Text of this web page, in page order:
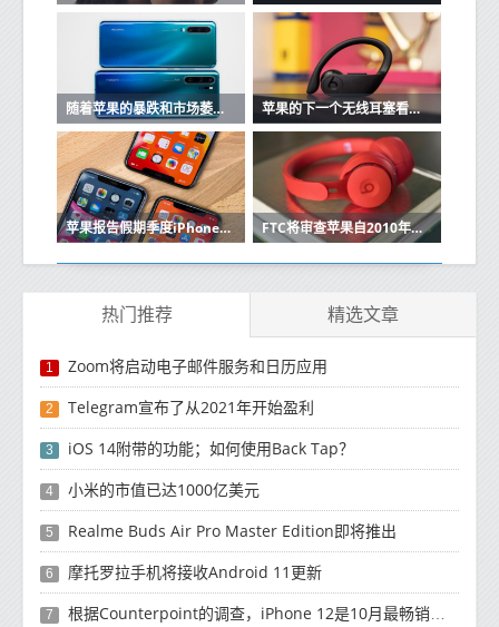
随着苹果的暴跌和市场萎缩，华为在中国保持强大 苹果的下一个无线耳塞看起来很像Beats Powerbeats Pro
苹果报告假期季度iPhone销售强劲 FTC将审查苹果自2010年以来的收购
热门推荐 精选文章
1 Zoom将启动电子邮件服务和日历应用
2 Telegram宣布了从2021年开始盈利
3 iOS 14附带的功能；如何使用Back Tap？
4 小米的市值已达1000亿美元
5 Realme Buds Air Pro Master Edition即将推出
6 摩托罗拉手机将接收Android 11更新
7 根据Counterpoint的调查，iPhone 12是10月最畅销的5G手机